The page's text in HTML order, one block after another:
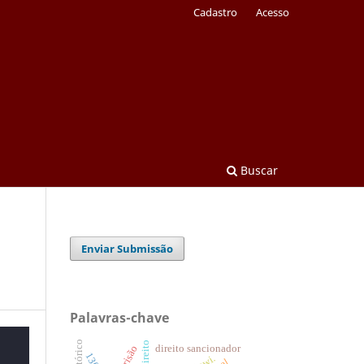
Buscar
Cadastro Acesso
Enviar Submissão
Palavras-chave
direito sancionador
prisão